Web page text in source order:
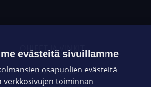
OHJEET JA VINKIT
OMAYHTEISÖ
evästeitä sivuillamme
osapuolien evästeitä
verkkosivujen toiminnan